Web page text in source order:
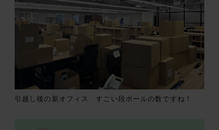
引越し後の新オフィス すごい段ボールの数ですね！